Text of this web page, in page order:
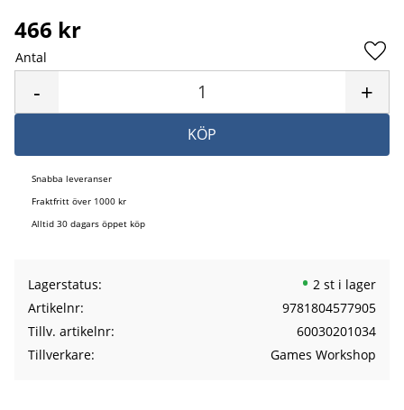
466 kr
Antal
+
-
KÖP
Snabba leveranser
Fraktfritt över 1000 kr
Alltid 30 dagars öppet köp
Lagerstatus
2 st i lager
Artikelnr
9781804577905
Tillv. artikelnr
60030201034
Tillverkare
Games Workshop